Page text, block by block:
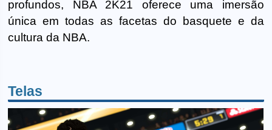
profundos, NBA 2K21 oferece uma imersão
única em todas as facetas do basquete e da
cultura da NBA.
Telas